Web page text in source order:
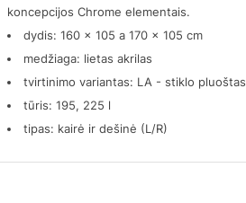
koncepcijos Chrome elementais.
dydis: 160 x 105 a 170 x 105 cm
medžiaga: lietas akrilas
tvirtinimo variantas: LA - stiklo pluoštas
tūris: 195, 225 l
tipas: kairė ir dešinė (L/R)